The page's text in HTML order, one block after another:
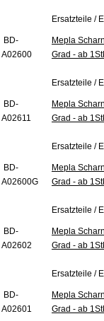
Ersatzteile /
BD-
A02600
Mepla
Grad - ab
Ersatzteile /
BD-
A02611
Mepla
Grad - ab
Ersatzteile /
BD-
A02600G
Mepla
Grad - ab
Ersatzteile /
BD-
A02602
Mepla
Grad - ab
Ersatzteile /
BD-
A02601
Mepla
Grad - ab